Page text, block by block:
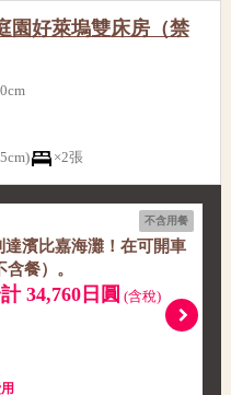
園好萊塢雙床房（禁
×2張
不含用餐
達濱比嘉海灘！在可開車
餐）。
34,760日圓 (含稅)